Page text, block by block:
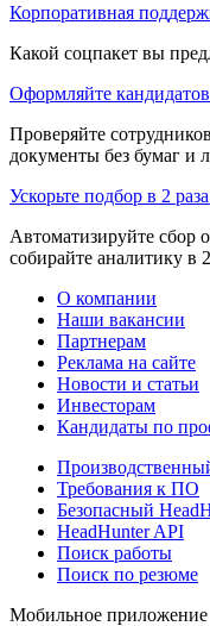
Корпоративная
Какой соцпакет вы
Оформляйте
Проверяйте
документы без бумаг и
Ускорьте подбор в 2
Автоматизируйте сбор
собирайте аналитику в
О компании
Наши вакансии
Партнерам
Реклама на сайте
Новости и статьи
Инвесторам
Кандидаты по
Требования к ПО
Безопасный
HeadHunter API
Поиск работы
Поиск по резюме
Мобильное приложение